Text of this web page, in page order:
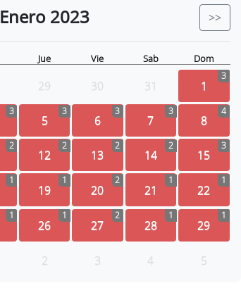
Enero 2023 >>
Jue Vie Sab Dom
29 30 31 1
3
3
5
3
6
3
7
3
8
4
2
12
2
13
2
14
2
15
3
1
19
1
20
2
21
1
22
1
1
26
1
27
2
28
1
29
1
2 3 4 5